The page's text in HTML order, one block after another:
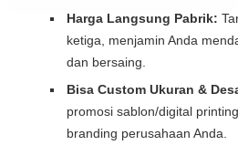
Harga Langsung Pabrik:
ketiga, menjamin Anda
dan bersaing.
Bisa Custom Ukuran &
promosi sablon/digital
branding perusahaan Anda.